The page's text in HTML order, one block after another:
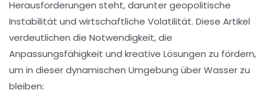
Herausforderungen steht, darunter geopolitische
Instabilität und wirtschaftliche Volatilität. Diese Artikel
verdeutlichen die Notwendigkeit, die
Anpassungsfähigkeit und kreative Lösungen zu fördern,
um in dieser dynamischen Umgebung über Wasser zu
bleiben: